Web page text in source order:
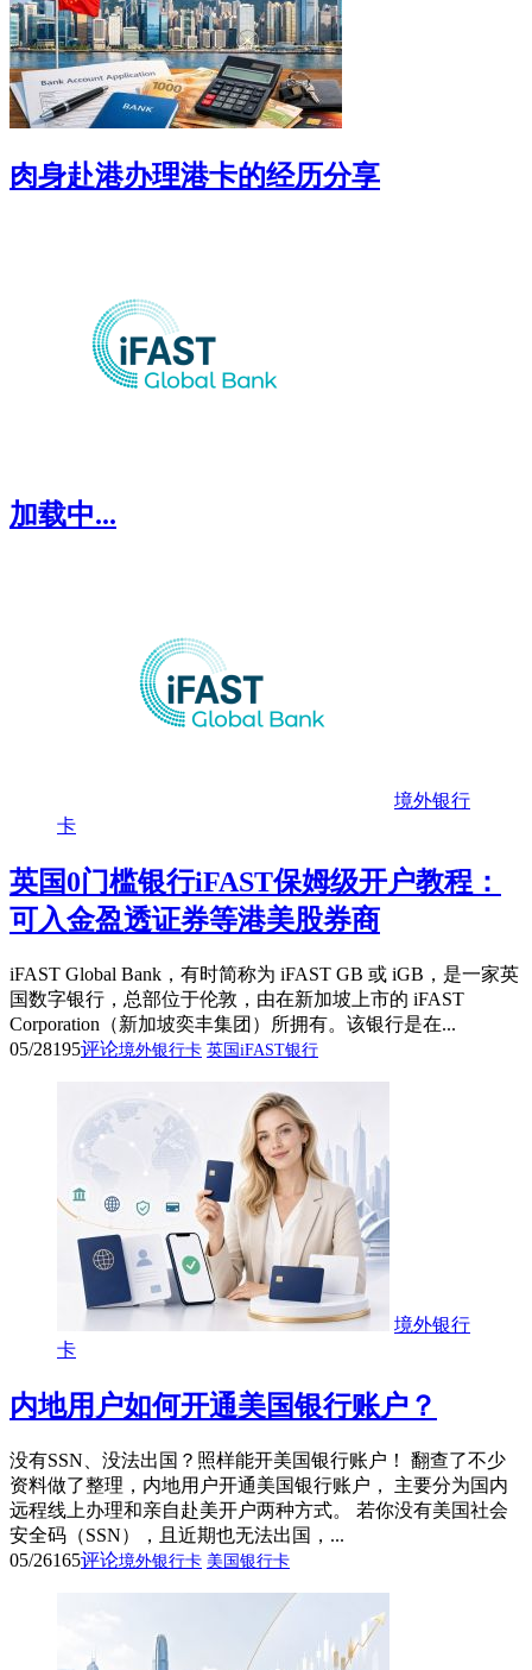
肉身赴港办理港卡的经历分享
加载中...
境外银行
卡
英国0门槛银行iFAST保姆级开户教程：
可入金盈透证券等港美股券商
iFAST Global Bank，有时简称为 iFAST GB 或 iGB，是一家英
国数字银行，总部位于伦敦，由在新加坡上市的 iFAST
Corporation（新加坡奕丰集团）所拥有。该银行是在...
05/28195评论境外银行卡 英国iFAST银行
境外银行
卡
内地用户如何开通美国银行账户？
没有SSN、没法出国？照样能开美国银行账户！ 翻查了不少
资料做了整理，内地用户开通美国银行账户， 主要分为国内
远程线上办理和亲自赴美开户两种方式。 若你没有美国社会
安全码（SSN），且近期也无法出国，...
05/26165评论境外银行卡 美国银行卡